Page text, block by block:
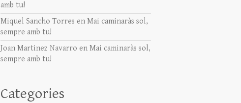
amb tu!
Miquel Sancho Torres enMai caminaràs sol,
sempre amb tu!
Joan Martinez Navarro enMai caminaràs sol,
sempre amb tu!
Categories